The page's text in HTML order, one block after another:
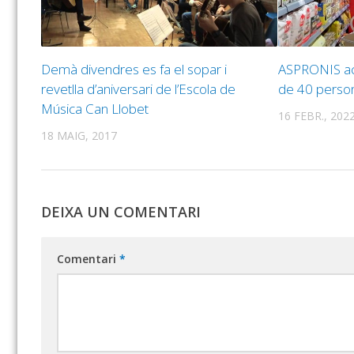
Demà divendres es fa el sopar i
revetlla d’aniversari de l’Escola de
Música Can Llobet
18 MAIG, 2017
ASPRONIS
de 40
16 FEBR.,
DEIXA UN COMENTARI
Comentari *